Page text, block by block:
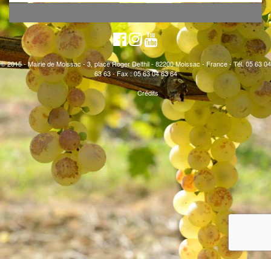
© 2015 - Mairie de Moissac - 3, place Roger Delthil - 82200 Moissac - France - Tél. 05 63 04
63 63 - Fax : 05 63 04 63 64
Crédits